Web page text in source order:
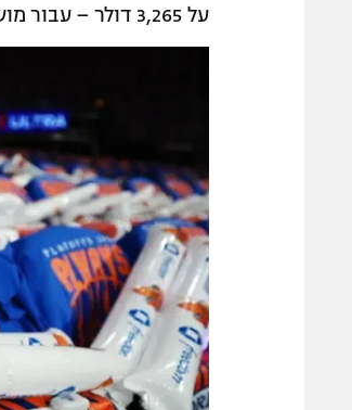
על 3,265 דולר – עבור מושב ביציע העליון.